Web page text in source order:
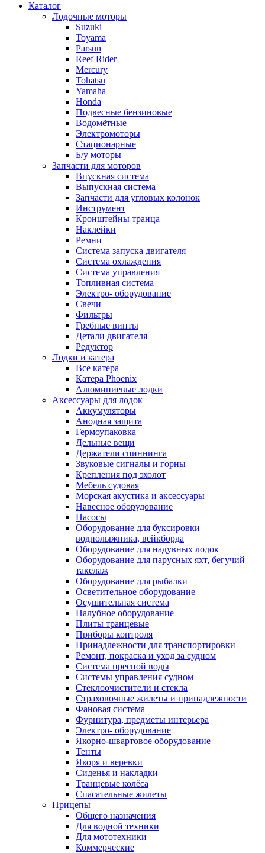
Каталог
Лодочные моторы
Suzuki
Toyama
Parsun
Reef Rider
Mercury
Tohatsu
Yamaha
Honda
Подвесные бензиновые
Водомётные
Электромоторы
Стационарные
Б/у моторы
Запчасти для моторов
Впускная система
Выпускная система
Запчасти для угловых колонок
Инструмент
Кронштейны транца
Наклейки
Ремни
Система запуска двигателя
Система охлаждения
Система управления
Топливная система
Электро- оборудование
Свечи
Фильтры
Гребные винты
Детали двигателя
Редуктор
Лодки и катера
Все катера
Катера Phoenix
Алюминиевые лодки
Аксессуары для лодок
Аккумуляторы
Анодная защита
Гермоупаковка
Дельные вещи
Держатели спиннинга
Звуковые сигналы и горны
Крепления под эхолот
Мебель судовая
Морская акустика и аксессуары
Навесное оборудование
Насосы
Оборудование для буксировки
воднолыжника, вейкборда
Оборудование для надувных лодок
Оборудование для парусных яхт, бегучий
такелаж
Оборудование для рыбалки
Осветительное оборудование
Осушительная система
Палубное оборудование
Плиты транцевые
Приборы контроля
Принадлежности для транспортировки
Ремонт, покраска и уход за судном
Система пресной воды
Системы управления судном
Стеклоочистители и стекла
Страховочные жилеты и принадлежности
Фановая система
Фурнитура, предметы интерьера
Электро- оборудование
Якорно-швартовое оборудование
Тенты
Якоря и веревки
Сиденья и накладки
Транцевые колёса
Спасательные жилеты
Прицепы
Общего назначения
Для водной техники
Для мототехники
Коммерческие